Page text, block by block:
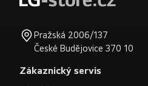
Pražská 2006/137
České Budějovice 370 10
Zákaznický servis